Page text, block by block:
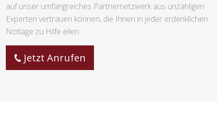
auf unser umfangreiches Partnernetzwerk aus unzähligen
Experten vertrauen können, die Ihnen in jeder erdenklichen
Notlage zu Hilfe eilen.
Jetzt Anrufen